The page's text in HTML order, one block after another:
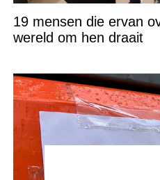
19 mensen die ervan
wereld om hen draait